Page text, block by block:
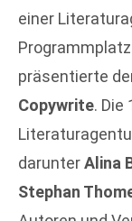
einer
präsentierte
Copywrite. Die
darunterAlina
Stephan